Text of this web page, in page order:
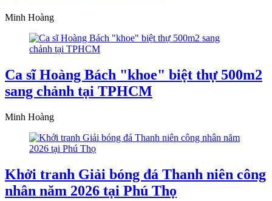
Minh Hoàng
Ca sĩ Hoàng Bách "khoe" biệt thự 500m2
sang chảnh tại TPHCM
Minh Hoàng
Khởi tranh Giải bóng đá Thanh niên công
nhân năm 2026 tại Phú Thọ